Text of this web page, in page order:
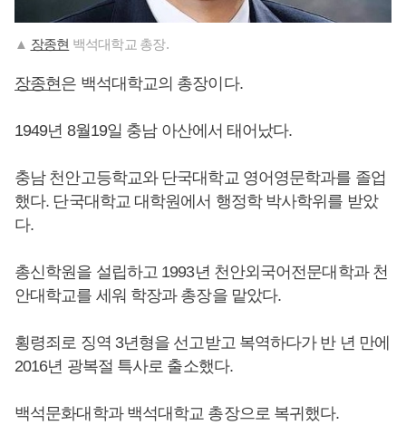
▲ 장종현 백석대학교 총장.
장종현은 백석대학교의 총장이다.
1949년 8월19일 충남 아산에서 태어났다.
충남 천안고등학교와 단국대학교 영어영문학과를 졸업
했다. 단국대학교 대학원에서 행정학 박사학위를 받았
다.
총신학원을 설립하고 1993년 천안외국어전문대학과 천
안대학교를 세워 학장과 총장을 맡았다.
횡령죄로 징역 3년형을 선고받고 복역하다가 반 년 만에
2016년 광복절 특사로 출소했다.
백석문화대학과 백석대학교 총장으로 복귀했다.